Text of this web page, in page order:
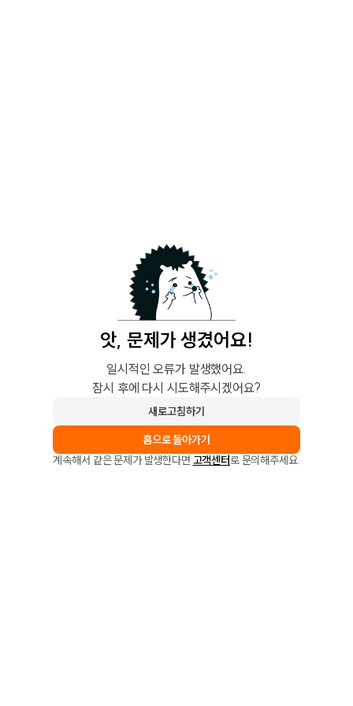
앗, 문제가 생겼어요!
일시적인 오류가 발생했어요.
잠시 후에 다시 시도해주시겠어요?
새로고침하기
홈으로 돌아가기
계속해서 같은 문제가 발생한다면 고객센터로 문의해주세요.